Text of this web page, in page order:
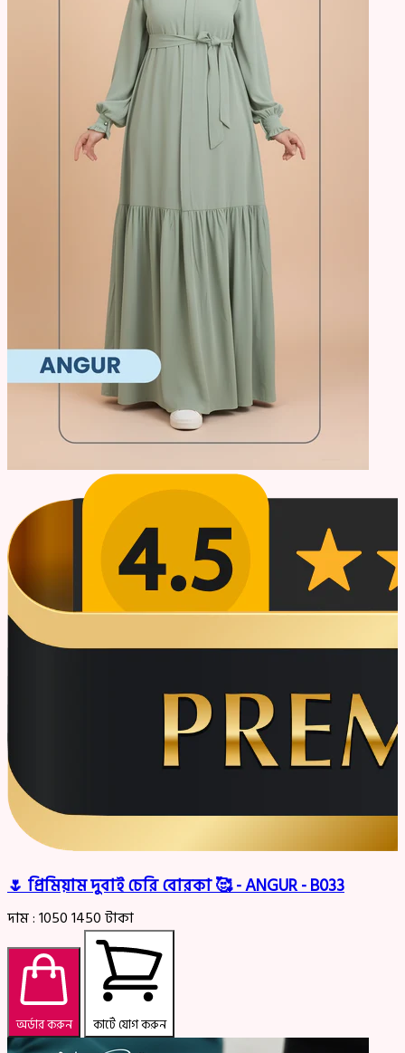
🌷 প্রিমিয়াম দুবাই চেরি বোরকা 🥰 - ANGUR - B033
দাম :10501450টাকা
অর্ডার করুন কার্টে যোগ করুন